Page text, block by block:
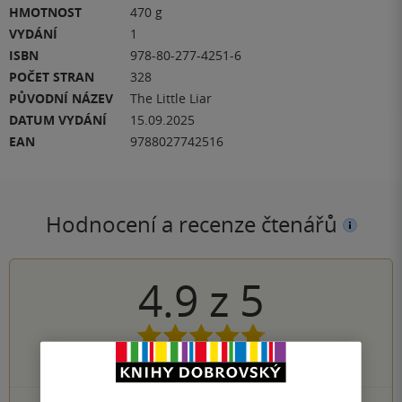
HMOTNOST
470 g
VYDÁNÍ
1
ISBN
978-80-277-4251-6
POČET STRAN
328
PŮVODNÍ NÁZEV
The Little Liar
DATUM VYDÁNÍ
15.09.2025
EAN
9788027742516
Hodnocení a recenze čtenářů
4.9 z 5
7hodnocení čtenářů